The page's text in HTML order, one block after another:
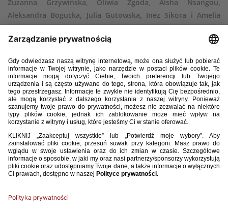
Zuzanna Grzywińska, Oliwia Zgoda, Aisha Nsangou,
Aleksandra Bogucka, Julia Gutowska, Inez Sikora i Amelia
Majtczak.
Polska WU-19 – Bośnia i Hercegowina WU-19 7:0 (3:0)
Bramki:Zuzanna Grzywińska 3, Oliwia Zgoda 7, Aisha Nsangou 45,
Aleksandra Bogucka 80, Julia Gutowska 81, Inez Sikora 82, Amelia
Majtczak 83
Polska:1. Sandra Urbańczyk (82’ 12. Zuzanna Błaszczyk), 14. Jagoda
Cyraniak (23. Emilia Walczak), 5. Emilia Sobierajska (70’ 2. Monika
Poniedziałek), 4. Alicja Bednarek ( 70’ 13. Klaudia Kiełczewska), 11.
Katarzyna Musiałowska), 8. Anna Krakowiak (46’ 6. Zofia Dubiel), 7.